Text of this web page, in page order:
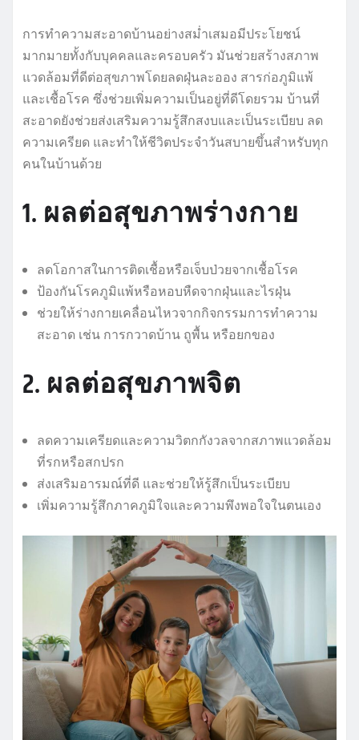
การทำความสะอาดบ้านอย่างสม่ำเสมอมีประโยชน์
มากมายทั้งกับบุคคลและครอบครัว มันช่วยสร้างสภาพ
แวดล้อมที่ดีต่อสุขภาพโดยลดฝุ่นละออง สารก่อภูมิแพ้
และเชื้อโรค ซึ่งช่วยเพิ่มความเป็นอยู่ที่ดีโดยรวม บ้านที่
สะอาดยังช่วยส่งเสริมความรู้สึกสงบและเป็นระเบียบ ลด
ความเครียด และทำให้ชีวิตประจำวันสบายขึ้นสำหรับทุก
คนในบ้านด้วย
1. ผลต่อสุขภาพร่างกาย
ลดโอกาสในการติดเชื้อหรือเจ็บป่วยจากเชื้อโรค
ป้องกันโรคภูมิแพ้หรือหอบหืดจากฝุ่นและไรฝุ่น
ช่วยให้ร่างกายเคลื่อนไหวจากกิจกรรมการทำความ
สะอาด เช่น การกวาดบ้าน ถูพื้น หรือยกของ
2. ผลต่อสุขภาพจิต
ลดความเครียดและความวิตกกังวลจากสภาพแวดล้อม
ที่รกหรือสกปรก
ส่งเสริมอารมณ์ที่ดี และช่วยให้รู้สึกเป็นระเบียบ
เพิ่มความรู้สึกภาคภูมิใจและความพึงพอใจในตนเอง